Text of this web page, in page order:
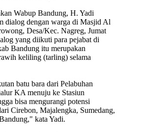
Wabup Bandung, H. Yadi
dialog dengan warga di Masjid Al
Desa/Kec. Nagreg, Jumat
yang diikuti para pejabat di
Bandung itu merupakan
keliling (tarling) selama
batu bara dari Pelabuhan
KA menuju ke Stasiun
bisa mengurangi potensi
Cirebon, Majalengka, Sumedang,
kata Yadi.